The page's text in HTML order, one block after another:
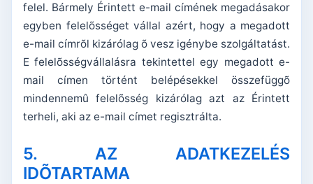
felel. Bármely Érintett e-mail címének megadásakor
egyben felelõsséget vállal azért, hogy a megadott
e-mail címrõl kizárólag õ vesz igénybe szolgáltatást.
E felelõsségvállalásra tekintettel egy megadott e-
mail címen történt belépésekkel összefüggõ
mindennemû felelõsség kizárólag azt az Érintett
terheli, aki az e-mail címet regisztrálta.
5. AZ ADATKEZELÉS
IDÕTARTAMA